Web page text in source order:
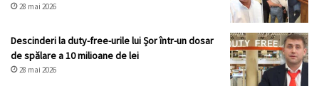
28 mai 2026
Descinderi la duty-free-urile lui Șor într-un dosar
de spălare a 10 milioane de lei
28 mai 2026